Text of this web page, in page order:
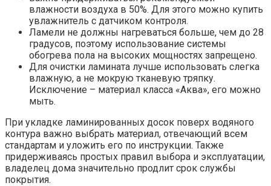
влажности воздуха в 50%. Для этого можно купить
увлажнитель с датчиком контроля.
Ламели не должны нагреваться больше, чем до 28
градусов, поэтому использование системы
обогрева пола на высоких мощностях запрещено.
Для очистки ламината лучше использовать слегка
влажную, а не мокрую тканевую тряпку.
Исключение – материал класса «Аква», его можно
мыть.
При укладке ламинированных досок поверх водяного
контура важно выбрать материал, отвечающий всем
стандартам и уложить его по инструкции. Также
придерживаясь простых правил выбора и эксплуатации,
владелец дома значительно продлит срок службы
покрытия.